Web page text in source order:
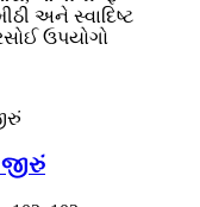
અને સ્વાદિષ્ટ
ઉપયોગો